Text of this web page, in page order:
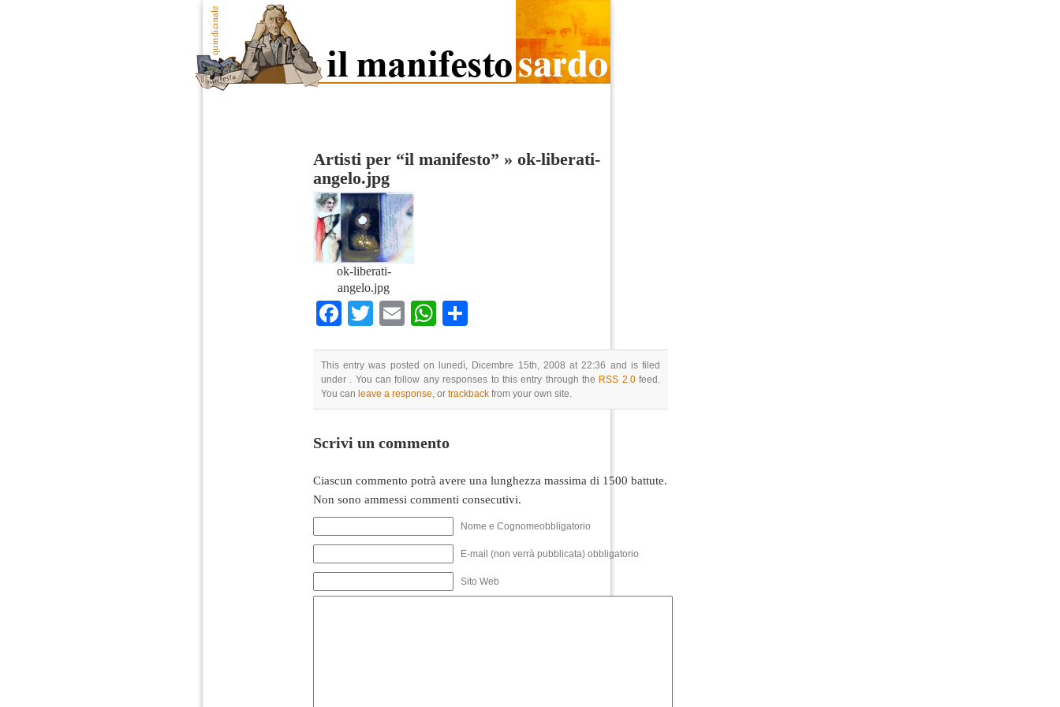
Artisti per “il manifesto” » ok-liberati-
angelo.jpg
ok-liberati-
angelo.jpg
Facebook
TwitterEmailWhatsApp
This entry was posted on lunedì, Dicembre 15th, 2008 at 22:36 and is filed
under . You can follow any responses to this entry through the RSS 2.0feed.
You can leave a response, or trackback from your own site.
Scrivi un commento
Ciascun commento potrà avere una lunghezza massima di 1500 battute.
Non sono ammessi commenti consecutivi.
Nome e Cognomeobbligatorio
E-mail (non verrà pubblicata) obbligatorio
Sito Web